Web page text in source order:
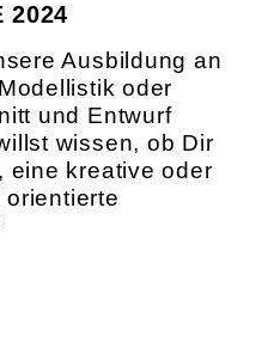
2024
Ausbildung an
oder
und Entwurf
wissen, ob Dir
eine kreative oder